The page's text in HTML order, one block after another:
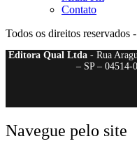
Contato
Todos os direitos reservados
Editora Qual Ltda- Rua
– SP – 04514-
Navegue pelo site